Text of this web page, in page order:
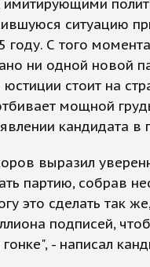
ситуацию
году. С того
ни одной новой
стоит на
мощной
кандидата в
выразил
партию, собрав
это сделать так
подписей,
- написал